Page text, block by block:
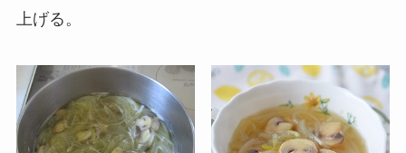
上げる。